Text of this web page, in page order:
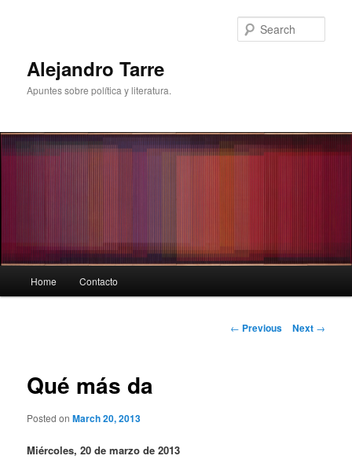
Alejandro Tarre
Apuntes sobre política y literatura.
Home Contacto
Post
← Previous Next →
Qué más da
Posted onMarch 20, 2013
Miércoles, 20 de marzo de 2013